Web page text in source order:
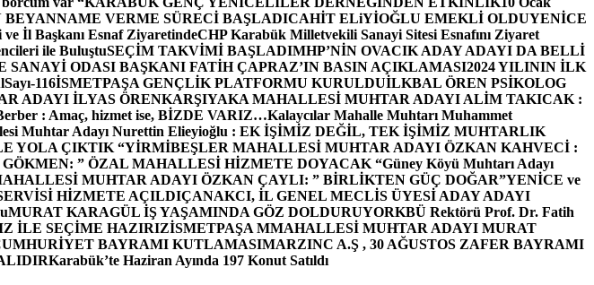
VERME SÜRECİ BAŞLADICAHİT ELiYİOĞLU EMEKLİ OLDUYENİCE
İl Başkanı Esnaf ZiyaretindeCHP Karabük Milletvekili Sanayi Sitesi Esnafını Ziyaret
ile BuluştuSEÇİM TAKVİMİ BAŞLADIMHP’NİN OVACIK ADAY ADAYI DA BELLİ
SANAYİ ODASI BAŞKANI FATİH ÇAPRAZ’IN BASIN AÇIKLAMASI2024 YILININ İLK
Sayı-116İSMETPAŞA GENÇLİK PLATFORMU KURULDUİLKBAL ÖREN PSİKOLOG
ADAYI İLYAS ÖRENKARŞIYAKA MAHALLESİ MUHTAR ADAYI ALİM TAKICAK :
: Amaç, hizmet ise, BİZDE VARIZ…Kalaycılar Mahalle Muhtarı Muhammet
Muhtar Adayı Nurettin Elieyioğlu : EK İŞİMİZ DEĞİL, TEK İŞİMİZ MUHTARLIK
YOLA ÇIKTIK “YİRMİBEŞLER MAHALLESİ MUHTAR ADAYI ÖZKAN KAHVECİ :
” ÖZAL MAHALLESİ HİZMETE DOYACAK “Güney Köyü Muhtarı Adayı
MUHTAR ADAYI ÖZKAN ÇAYLI: ” BİRLİKTEN GÜÇ DOĞAR”YENİCE ve
HİZMETE AÇILDIÇANAKCI, İL GENEL MECLİS ÜYESİ ADAY ADAYI
MURAT KARAGÜL İŞ YAŞAMINDA GÖZ DOLDURUYORKBÜ Rektörü Prof. Dr. Fatih
İLE SEÇİME HAZIRIZİSMETPAŞA MMAHALLESİ MUHTAR ADAYI MURAT
BAYRAMI KUTLAMASIMARZINC A.Ş , 30 AĞUSTOS ZAFER BAYRAMI
Karabük’te Haziran Ayında 197 Konut Satıldı